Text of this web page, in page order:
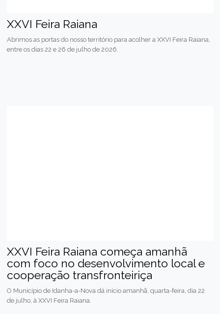
XXVI Feira Raiana
Abrimos as portas do nosso território para acolher a XXVI Feira Raiana,
entre os dias 22 e 26 de julho de 2026.
XXVI Feira Raiana começa amanhã
com foco no desenvolvimento local e
cooperação transfronteiriça
O Município de Idanha-a-Nova dá início amanhã, quarta-feira, dia 22
de julho, à XXVI Feira Raiana.